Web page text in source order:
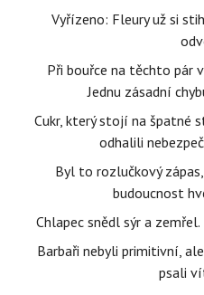
Vyřízeno: Fleury už si
Při bouřce na těchto pár
Jednu zásadní
Cukr, který stojí na špatné
odhalili
Byl to rozlučkový
budoucnost
Chlapec snědl sýr a
Barbaři nebyli primitivní,
psali